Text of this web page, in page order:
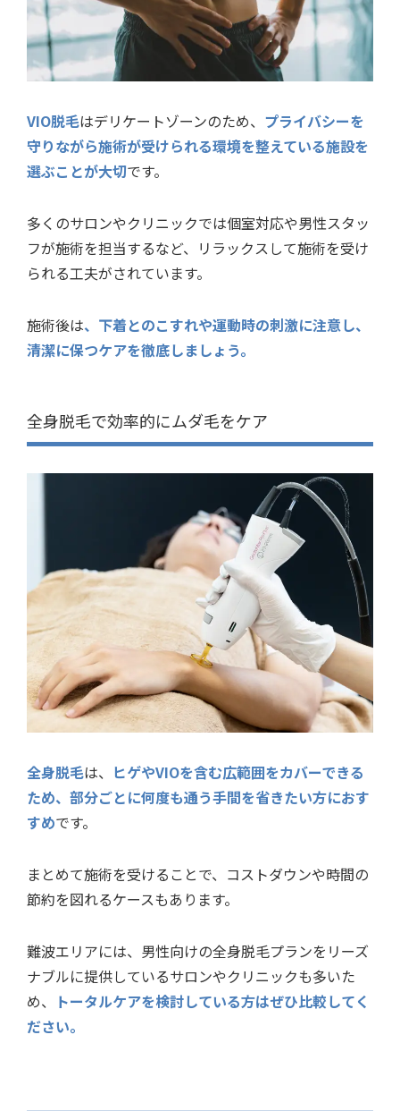
VIO脱毛はデリケートゾーンのため、 プライバシーを
守りながら施術が受けられる環境を整えている施設を
選ぶことが大切です。
多くのサロンやクリニックでは個室対応や男性スタッ
フが施術を担当するなど、リラックスして施術を受け
られる工夫がされています。
施術後は、下着とのこすれや運動時の刺激に注意し、
清潔に保つケアを徹底しましょう。
全身脱毛で効率的にムダ毛をケア
全身脱毛は、 ヒゲやVIOを含む広範囲をカバーできる
ため、部分ごとに何度も通う手間を省きたい方におす
すめです。
まとめて施術を受けることで、コストダウンや時間の
節約を図れるケースもあります。
難波エリアには、男性向けの全身脱毛プランをリーズ
ナブルに提供しているサロンやクリニックも多いた
め、 トータルケアを検討している方はぜひ比較してく
ださい。